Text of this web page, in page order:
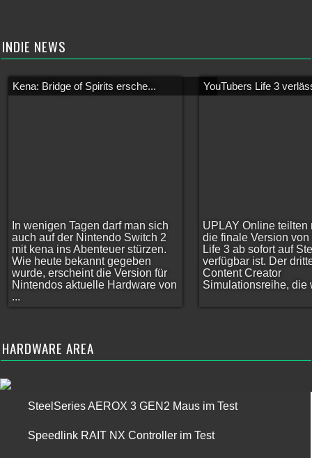
INDIE NEWS
Kena: Bridge of Spirits ersche...
In wenigen Tagen darf man sich
auch auf der Nintendo Switch 2
mit kena ins Abenteuer stürzen.
Wie heute bekannt gegeben
wurde, erscheint die Version für
Nintendos aktuelle Hardware von
...
YouTubers Life 3
UPLAY Online teilten
die finale Version von
Life 3 ab sofort auf
verfügbar ist. Der
Content Creator
Simulationsreihe, die
HARDWARE AREA
SteelSeries AEROX 3 GEN2 Maus im Test
Speedlink RAIT NX Controller im Test